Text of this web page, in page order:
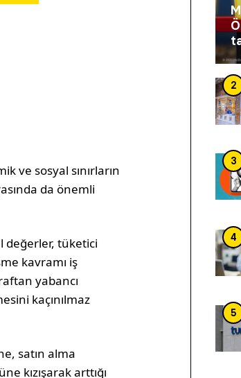
ve sosyal sınırların
da önemli
değerler, tüketici
kavramı iş
yabancı
kaçınılmaz
satın alma
kızışarak arttığı
2
3
4
5